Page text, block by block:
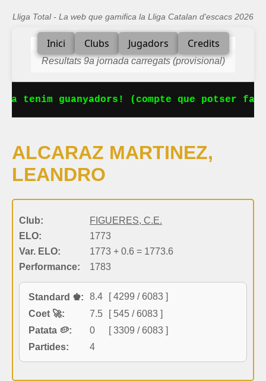
Lliga Total - La web que gamifica la Lliga Catalan d'escacs 2026
Inici Clubs Jugadors Credits
Resultats 9a jornada carregats (provisional)
tenim guanyadors! (compte que potser
ALCARAZ MARTINEZ,
LEANDRO
Club:
FIGUERES, C.E.
ELO:
1773
Var. ELO:
1773 + 0.6 = 1773.6
Performance:
1783
Standard ♚: 8.4
[ 4299 / 6083 ]
Coet 🚀:
7.5
[ 545 / 6083 ]
Patata 🥔:
0
[ 3309 / 6083 ]
Partides:
4